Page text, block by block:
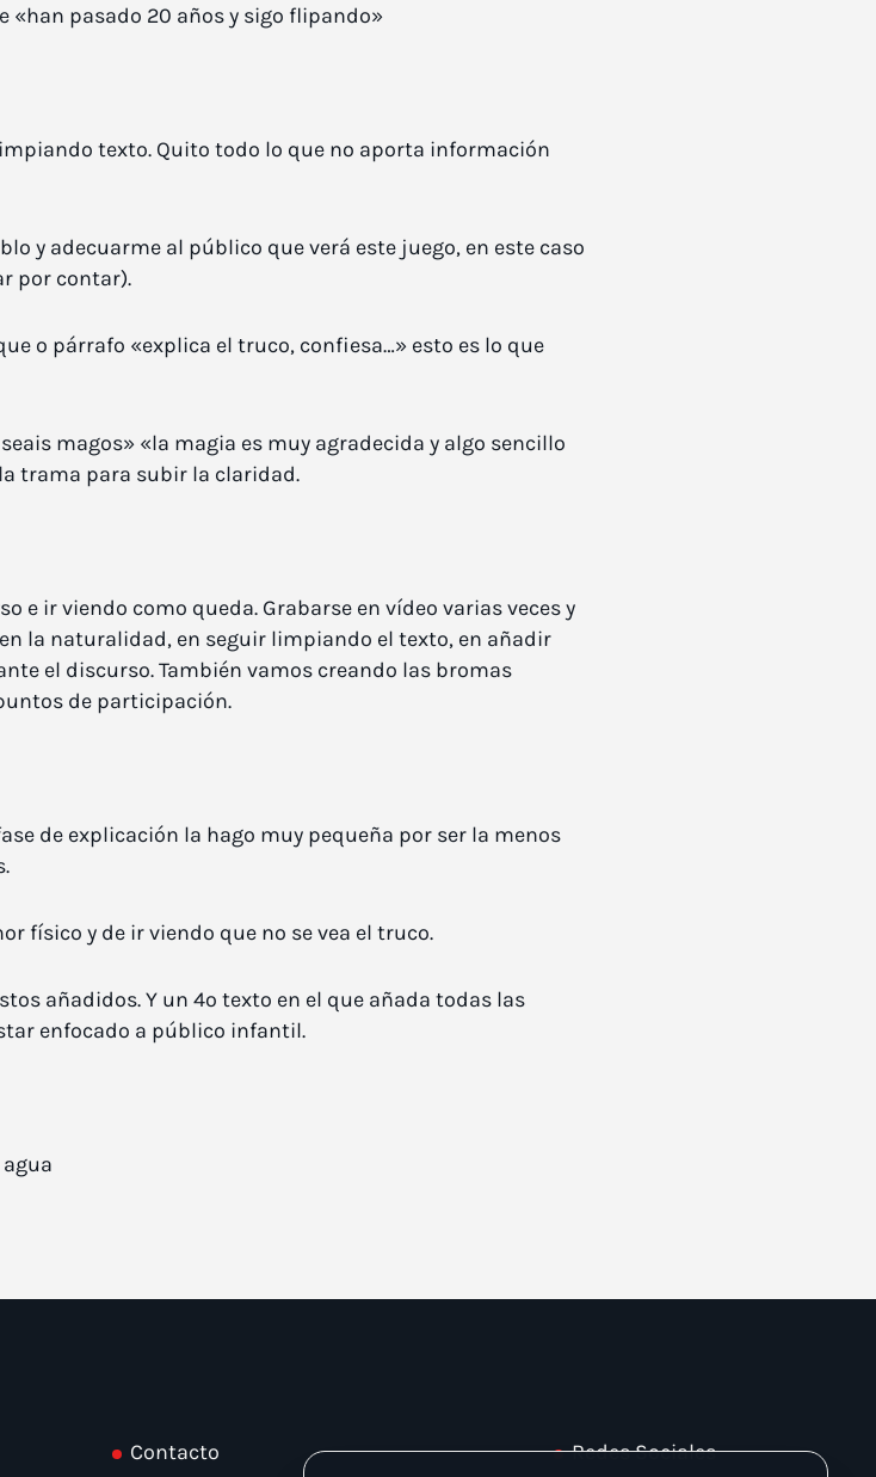
«han pasado 20 años y sigo flipando»
texto. Quito todo lo que no aporta información
y adecuarme al público que verá este juego, en este caso
por contar).
o párrafo «explica el truco, confiesa…» esto es lo que
magos» «la magia es muy agradecida y algo sencillo
trama para subir la claridad.
e ir viendo como queda. Grabarse en vídeo varias veces y
la naturalidad, en seguir limpiando el texto, en añadir
el discurso. También vamos creando las bromas
de participación.
de explicación la hago muy pequeña por ser la menos
físico y de ir viendo que no se vea el truco.
añadidos. Y un 4º texto en el que añada todas las
enfocado a público infantil.
Contacto Redes Sociales